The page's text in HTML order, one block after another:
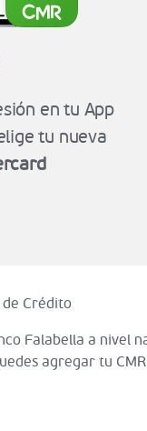
en tu App
tu nueva
Crédito
Falabella a nivel
agregar tu